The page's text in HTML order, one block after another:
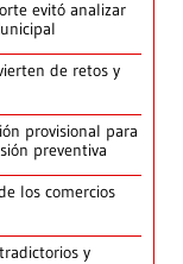
evitó analizar
de retos y
provisional para
preventiva
los comercios
y